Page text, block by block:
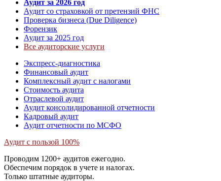
Аудит за 2026 год
Аудит со страховкой от претензий ФНС
Проверка бизнеса (Due Diligence)
Форензик
Аудит за 2025 год
Все аудиторские услуги
Экспресс-диагностика
Финансовый аудит
Комплексный аудит с налогами
Стоимость аудита
Отраслевой аудит
Аудит консолидированной отчетности
Кадровый аудит
Аудит отчетности по МСФО
Аудит с пользой 100%
Проводим 1200+ аудитов ежегодно.
Обеспечим порядок в учете и налогах.
Только штатные аудиторы.